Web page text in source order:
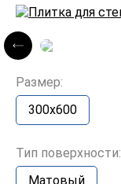
Размер:
300x600
Тип поверхности:
Матовый